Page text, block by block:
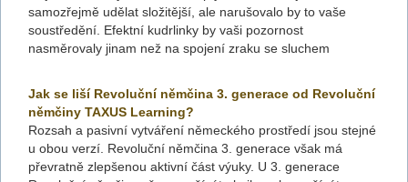
samozřejmě udělat složitější, ale narušovalo by to vaše
soustředění. Efektní kudrlinky by vaši pozornost
nasměrovaly jinam než na spojení zraku se sluchem
Jak se liší Revoluční němčina 3. generace od Revoluční
němčiny TAXUS Learning?
Rozsah a pasivní vytváření německého prostředí jsou stejné
u obou verzí. Revoluční němčina 3. generace však má
převratně zlepšenou aktivní část výuky. U 3. generace